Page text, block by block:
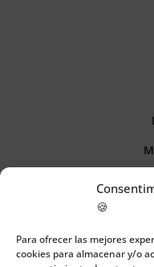
🍪
Para ofrecer las mejores
cookies para almacenar y/o